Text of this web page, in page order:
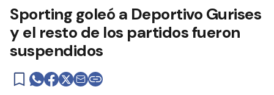
Sporting goleó a Deportivo Gurises
y el resto de los partidos fueron
suspendidos